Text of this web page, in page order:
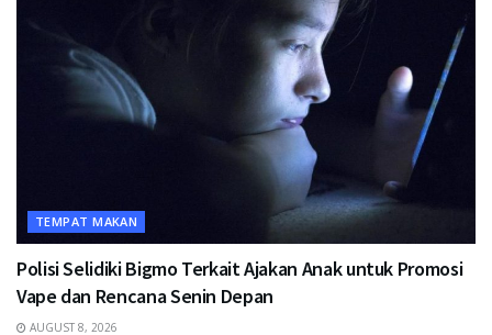
TEMPAT MAKAN
Polisi Selidiki Bigmo Terkait Ajakan Anak untuk Promosi
Vape dan Rencana Senin Depan
AUGUST 8, 2026